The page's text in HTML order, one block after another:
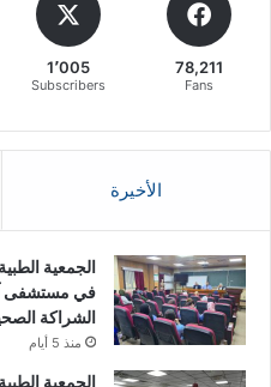
78,211
Fans
1٬005
Subscribers
الأخيرة
الجمعية
في مستشفى
الشراكة
منذ 5 أيام
الجمعية